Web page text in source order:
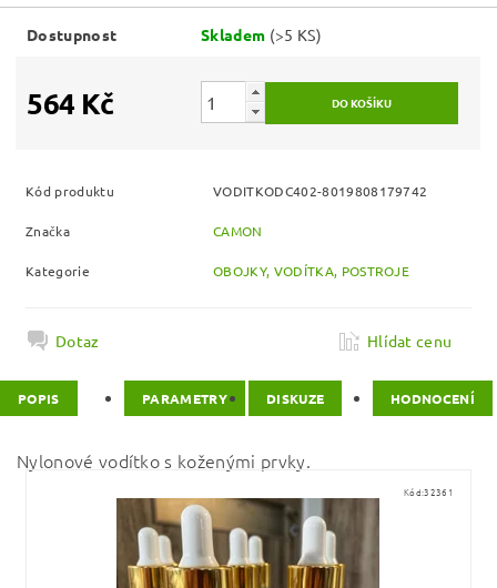
Dostupnost Skladem (>5 KS)
564 Kč
Kód produktu VODITKODC402-8019808179742
Značka CAMON
Kategorie OBOJKY, VODÍTKA, POSTROJE
Dotaz Hlídat cenu
POPIS PARAMETRY DISKUZE HODNOCENÍ
Nylonové vodítko s koženými prvky.
Kód:32361